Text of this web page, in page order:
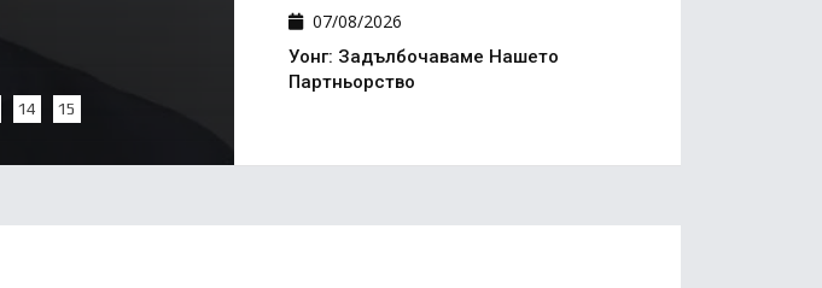
14 15
07/08/2026
Уонг: Задълбочаваме Нашето
Партньорство